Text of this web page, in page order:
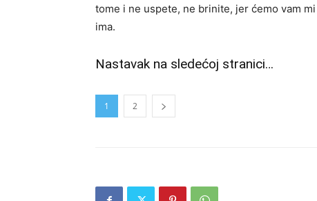
tome i ne uspete, ne brinite, jer ćemo vam
ima.
Nastavak na sledećoj stranici…
1 2